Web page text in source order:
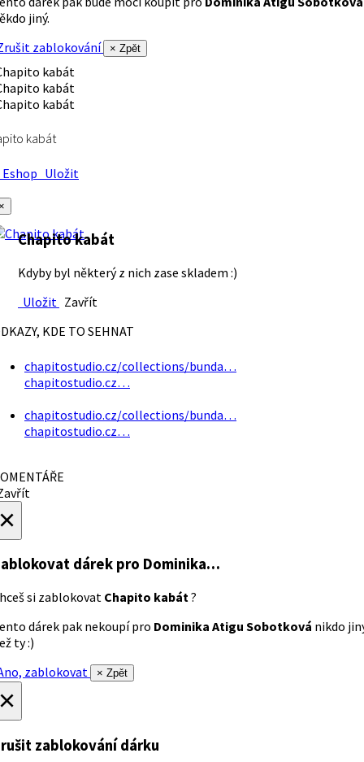
jiný.
zablokování
× Zpět
kabát
Uložit
Chapito kabát
Kdyby byl některý z nich zase skladem :)
Uložit Zavřít
KDE TO SEHNAT
chapitostudio.cz/collections/bunda…
chapitostudio.cz…
chapitostudio.cz/collections/bunda…
chapitostudio.cz…
dárek pro Dominika…
si zablokovat Chapito kabát ?
dárek pak nekoupí pro Dominika Atigu Sobotková nikdo
ty :)
zablokovat
× Zpět
zablokování dárku